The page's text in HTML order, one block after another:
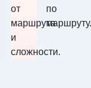
от
маршрута
и
сложности.
по
маршруту.